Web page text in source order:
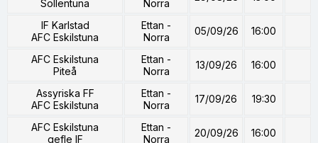
Sollentuna
Norra
IF Karlstad
AFC Eskilstuna
Ettan -
Norra
05/09/26 16:00
AFC Eskilstuna
Piteå
Ettan -
Norra
13/09/26 16:00
Assyriska FF
AFC Eskilstuna
Ettan -
Norra
17/09/26 19:30
AFC Eskilstuna
gefle IF
Ettan -
Norra
20/09/26 16:00